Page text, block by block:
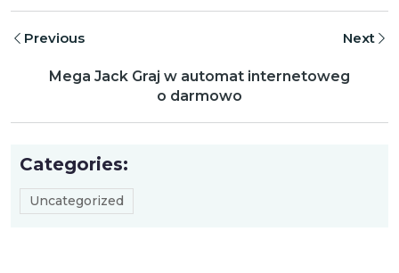
Previous
Mega Jack Graj w automat internetoweg
o darmowo
Next
Categories:
Uncategorized